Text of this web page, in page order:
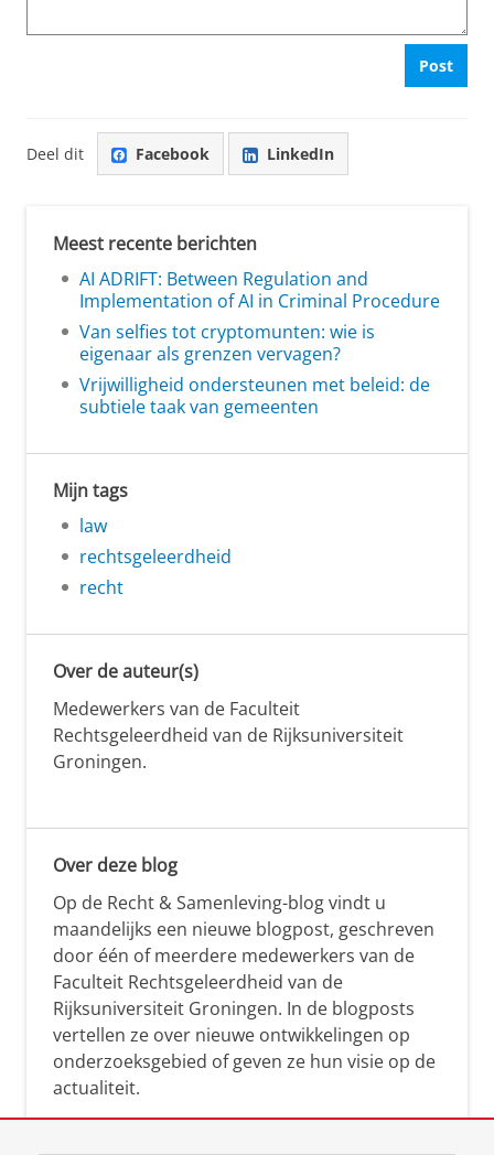
Post
Deel dit Facebook LinkedIn
Meest recente berichten
AI ADRIFT: Between Regulation and
Implementation of AI in Criminal Procedure
Van selfies tot cryptomunten: wie is
eigenaar als grenzen vervagen?
Vrijwilligheid ondersteunen met beleid: de
subtiele taak van gemeenten
Mijn tags
law
rechtsgeleerdheid
recht
Over de auteur(s)
Medewerkers van de Faculteit
Rechtsgeleerdheid van de Rijksuniversiteit
Groningen.
Over deze blog
Op de Recht & Samenleving-blog vindt u
maandelijks een nieuwe blogpost, geschreven
door één of meerdere medewerkers van de
Faculteit Rechtsgeleerdheid van de
Rijksuniversiteit Groningen. In de blogposts
vertellen ze over nieuwe ontwikkelingen op
onderzoeksgebied of geven ze hun visie op de
actualiteit.